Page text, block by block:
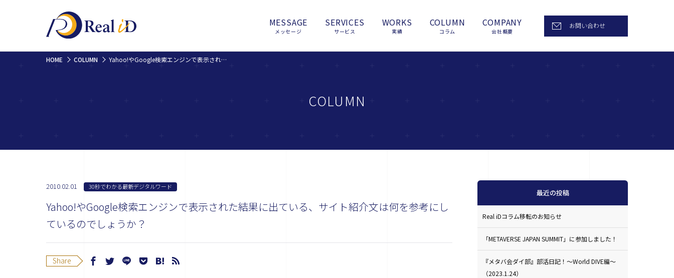
MESSAGE
メッセージ
SERVICES
サービス
WORKS
実績
COLUMN
コラム
COMPANY
会社概要
お問い合わせ
HOME COLUMN Yahoo!やGoogle検索エンジンで表示された結果に出ている、サイト紹介文は何を参考にしているのでしょうか？
COLUMN
2010.02.01 30秒でわかる最新デジタルワード
Yahoo!やGoogle検索エンジンで表示された結果に出ている、サイト紹介文は何を参考にし
ているのでしょうか？
Share
最近の投稿
Real iDコラム移転のお知らせ
「METAVERSE JAPAN SUMMIT」に参加しました！
『メタバ会ダイ部』部活日記！〜World DIVE編〜
（2023.1.24）